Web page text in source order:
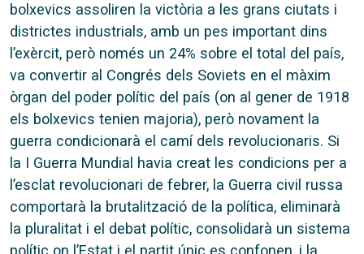
bolxevics assoliren la victòria a les grans ciutats i
districtes industrials, amb un pes important dins
l’exèrcit, però només un 24% sobre el total del país,
va convertir al Congrés dels Soviets en el màxim
òrgan del poder polític del país (on al gener de 1918
els bolxevics tenien majoria), però novament la
guerra condicionarà el camí dels revolucionaris. Si
la I Guerra Mundial havia creat les condicions per a
l’esclat revolucionari de febrer, la Guerra civil russa
comportarà la brutalització de la política, eliminarà
la pluralitat i el debat polític, consolidarà un sistema
polític on l’Estat i el partit únic es confonen, i la